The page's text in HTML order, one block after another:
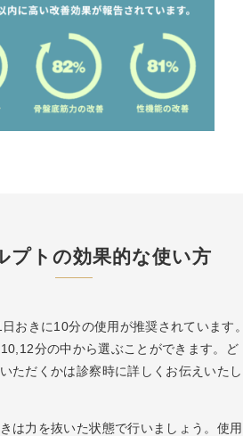
プトの効果的な使い方
おきに10分の使用が推奨されています
分の中から選ぶことができます。ど
ただくかは診察時に詳しくお伝えいたし
は力を抜いた状態で行いましょう。使用